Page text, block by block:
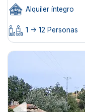
Alquiler íntegro
1 -> 12 Personas